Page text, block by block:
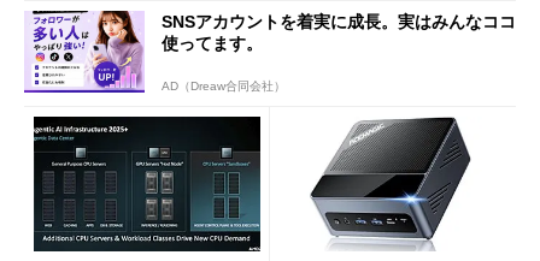
SNSアカウントを着実に成長。実はみんなココ
使ってます。
AD（Dreaw合同会社）